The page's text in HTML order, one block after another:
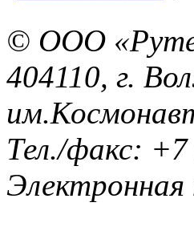
© ООО
404110, г.
Тел./факс: